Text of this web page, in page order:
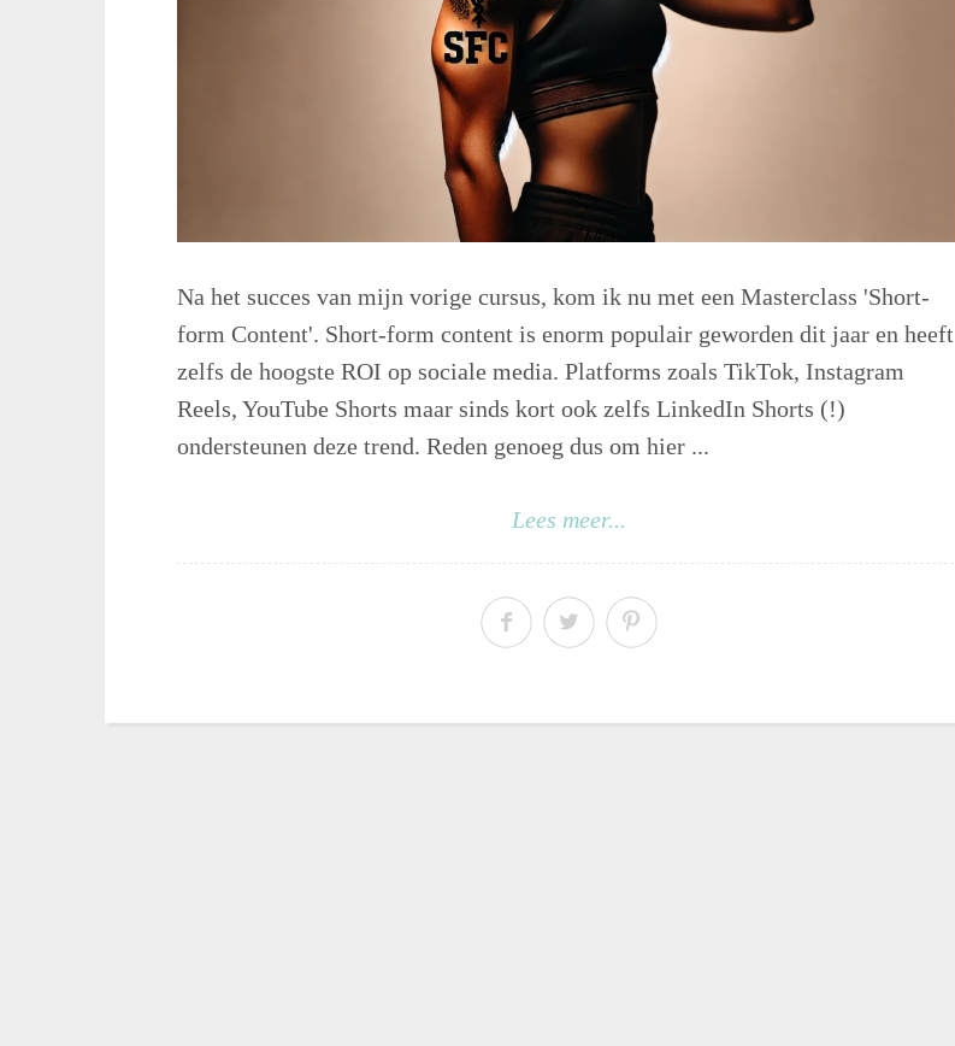
Na het succes van mijn vorige cursus, kom ik nu met een Masterclass 'Short-
form Content'. Short-form content is enorm populair geworden dit jaar en heeft
zelfs de hoogste ROI op sociale media. Platforms zoals TikTok, Instagram
Reels, YouTube Shorts maar sinds kort ook zelfs LinkedIn Shorts (!)
ondersteunen deze trend. Reden genoeg dus om hier ...
Lees meer...